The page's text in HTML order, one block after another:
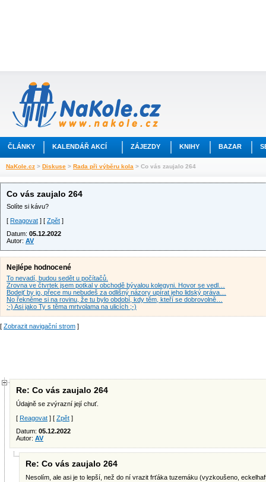
ČLÁNKY KALENDÁŘ AKCÍ ZÁJEZDY KNIHY BAZAR
NaKole.cz > Diskuse > Rada při výběru kola > Co vás zaujalo 264
Co vás zaujalo 264
Solíte si kávu?
[ Reagovat ] [ Zpět ]
Datum: 05.12.2022
Autor: AV
Nejlépe hodnocené
To nevadí, budou sedět u počítačů.
Zrovna ve čtvrtek jsem potkal v obchodě bývalou kolegyni. Hovor se vedl…
Bodejť by jo, přece mu nebudeš za odlišný názory upírat jeho lidský práva…
No řekněme si na rovinu, že tu bylo období, kdy těm, kteří se dobrovolně…
:-) Asi jako Ty s těma mrtvolama na ulicích ;-)
[ Zobrazit navigační strom ]
Re: Co vás zaujalo 264
Údajně se zvýrazní její chuť.
[ Reagovat ] [ Zpět ]
Datum: 05.12.2022
Autor: AV
Re: Co vás zaujalo 264
Nesolím, ale asi je to lepší, než do ní vrazit frťáka tuzemáku (vyzkoušeno,